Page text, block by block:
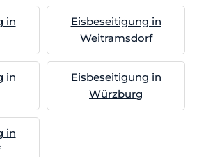
in
Eisbeseitigung in
Weitramsdorf
in
Eisbeseitigung in
Würzburg
in